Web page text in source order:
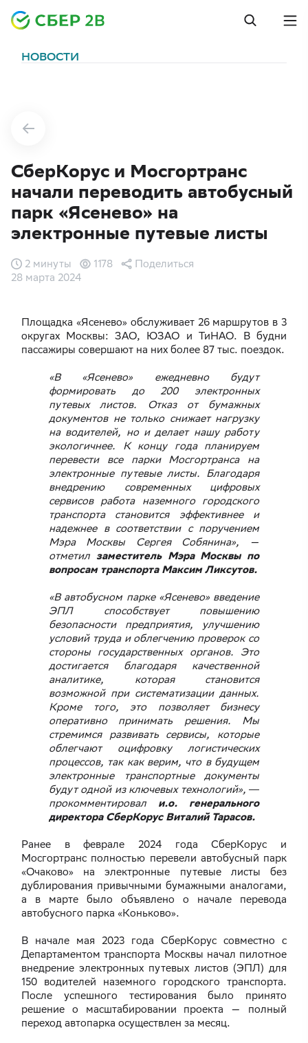
НОВОСТИ
СберКорус и Мосгортранс
начали переводить автобусный
парк «Ясенево» на
электронные путевые листы
28 марта 2024
2 минуты 1178 Поделиться
Площадка «Ясенево» обслуживает 26 маршрутов в 3
округах Москвы: ЗАО, ЮЗАО и ТиНАО. В будни
пассажиры совершают на них более 87 тыс. поездок.
«В «Ясенево» ежедневно будут
формировать до 200 электронных
путевых листов. Отказ от бумажных
документов не только снижает нагрузку
на водителей, но и делает нашу работу
экологичнее. К концу года планируем
перевести все парки Мосгортранса на
электронные путевые листы. Благодаря
внедрению современных цифровых
сервисов работа наземного городского
транспорта становится эффективнее и
надежнее в соответствии с поручением
Мэра Москвы Сергея Собянина», —
отметил заместитель Мэра Москвы по
вопросам транспорта Максим Ликсутов.
«В автобусном парке «Ясенево» введение
ЭПЛ способствует повышению
безопасности предприятия, улучшению
условий труда и облегчению проверок со
стороны государственных органов. Это
достигается благодаря качественной
аналитике, которая становится
возможной при систематизации данных.
Кроме того, это позволяет бизнесу
оперативно принимать решения. Мы
стремимся развивать сервисы, которые
облегчают оцифровку логистических
процессов, так как верим, что в будущем
электронные транспортные документы
будут одной из ключевых технологий», ―
прокомментировал и.о. генерального
директора СберКорус Виталий Тарасов.
Ранее в феврале 2024 года СберКорус и
Мосгортранс полностью перевели автобусный парк
«Очаково» на электронные путевые листы без
дублирования привычными бумажными аналогами,
а в марте было объявлено о начале перевода
автобусного парка «Коньково».
В начале мая 2023 года СберКорус совместно с
Департаментом транспорта Москвы начал пилотное
внедрение электронных путевых листов (ЭПЛ) для
150 водителей наземного городского транспорта.
После успешного тестирования было принято
решение о масштабировании проекта — полный
переход автопарка осуществлен за месяц.